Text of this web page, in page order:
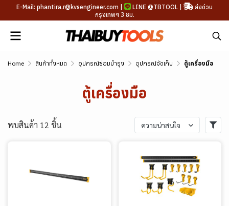
E-Mail: phantira.r@kvsengineer.com | LINE @TBTOOL |
ส่งด่วน
กรุงเทพฯ 3 ชม.
Home สินค้าทั้งหมด อุปกรณ์ซ่อมบำรุง อุปกรณ์จัดเก็บ ตู้เครื่องมือ
ตู้เครื่องมือ
พบสินค้า 12 ชิ้น ความน่าสนใจ